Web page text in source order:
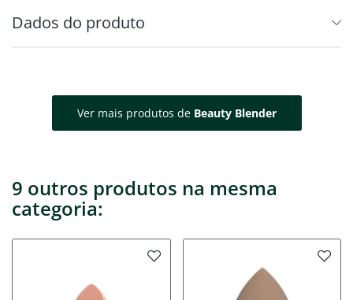
Dados do produto
Ver mais produtos de Beauty Blender
9 outros produtos na mesma
categoria: